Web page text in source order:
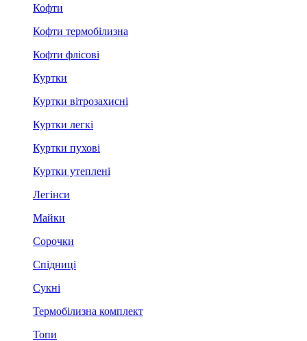
Кофти
Кофти термобілизна
Кофти флісові
Куртки
Куртки вітрозахисні
Куртки легкі
Куртки пухові
Куртки утеплені
Легінси
Майки
Сорочки
Спідниці
Сукні
Термобілизна комплект
Топи